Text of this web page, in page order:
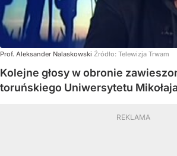
Prof. Aleksander Nalaskowski Źródło: Telewizja Trwam
Kolejne głosy w obronie
toruńskiego Uniwersytetu